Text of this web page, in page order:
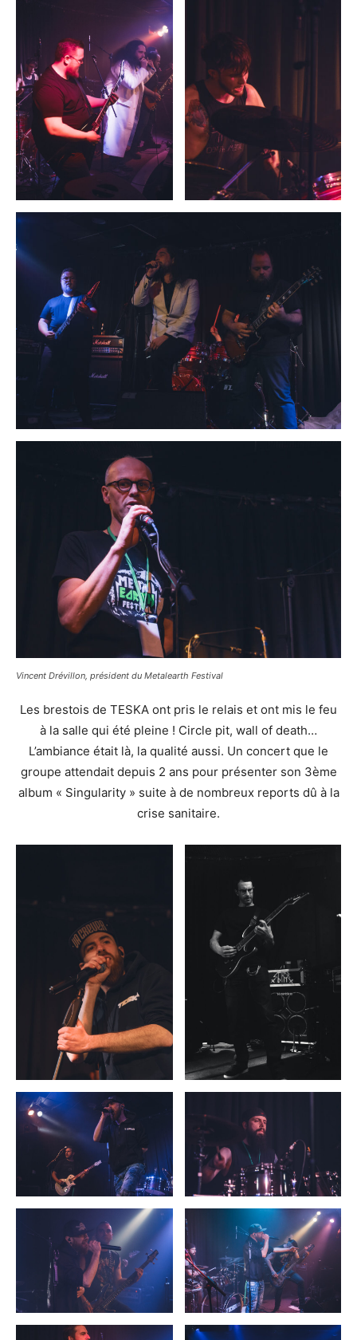
Vincent Drévillon, président du Metalearth Festival
Les brestois de TESKA ont pris le relais et ont mis le feu
à la salle qui été pleine ! Circle pit, wall of death…
L’ambiance était là, la qualité aussi. Un concert que le
groupe attendait depuis 2 ans pour présenter son 3ème
album « Singularity » suite à de nombreux reports dû à la
crise sanitaire.